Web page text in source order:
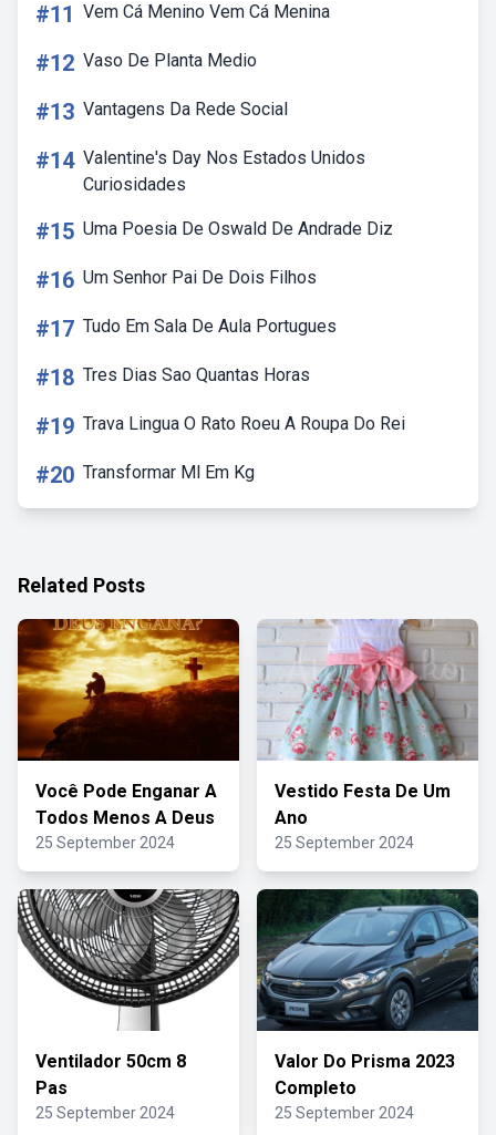
#11 Vem Cá Menino Vem Cá Menina
#12 Vaso De Planta Medio
#13 Vantagens Da Rede Social
#14 Valentine's Day Nos Estados Unidos
Curiosidades
#15 Uma Poesia De Oswald De Andrade Diz
#16 Um Senhor Pai De Dois Filhos
#17 Tudo Em Sala De Aula Portugues
#18 Tres Dias Sao Quantas Horas
#19 Trava Lingua O Rato Roeu A Roupa Do Rei
#20 Transformar Ml Em Kg
Related Posts
Você Pode Enganar A
Todos Menos A Deus
25 September 2024
Vestido Festa De Um
Ano
25 September 2024
Ventilador 50cm 8
Pas
25 September 2024
Valor Do Prisma 2023
Completo
25 September 2024